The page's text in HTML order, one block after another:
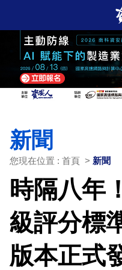
新聞
您現在位置 : 首頁 > 新聞
時隔八年
級評分標
版本正式